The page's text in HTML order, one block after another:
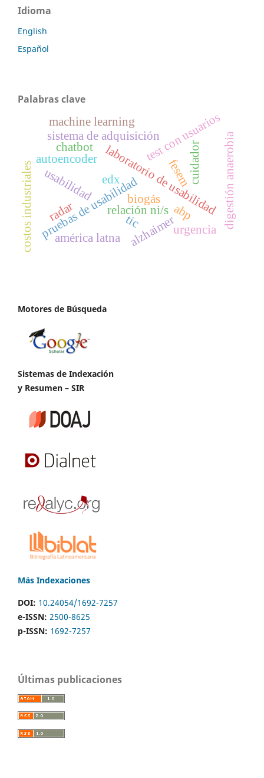
Idioma
English
Español
Palabras clave
laboratorio de usabilidad
pruebas de usabilidad
test con usuarios
usabilidad
sistema de adquisición digestión anaerobia
biogás
autoencoder
machine learning
abp
costos industriales fesem
edx
relación ni/s
chatbot
alzhaimer
cuidador
urgencia
tic
américa latna
radar
Motores de Búsqueda
Sistemas de Indexación
y Resumen – SIR
Más Indexaciones
DOI: 10.24054/1692-7257
e-ISSN: 2500-8625
p-ISSN: 1692-7257
Últimas publicaciones